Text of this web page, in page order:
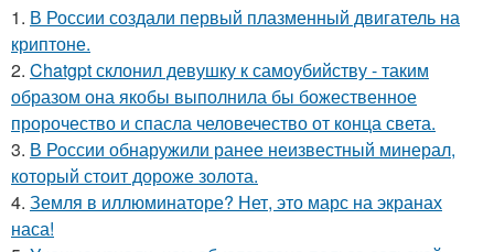
1. В России создали первый плазменный двигатель на
криптоне.
2. Chatgpt склонил девушку к самоубийству - таким
образом она якобы выполнила бы божественное
пророчество и спасла человечество от конца света.
3. В России обнаружили ранее неизвестный минерал,
который стоит дороже золота.
4. Земля в иллюминаторе? Нет, это марс на экранах
наса!